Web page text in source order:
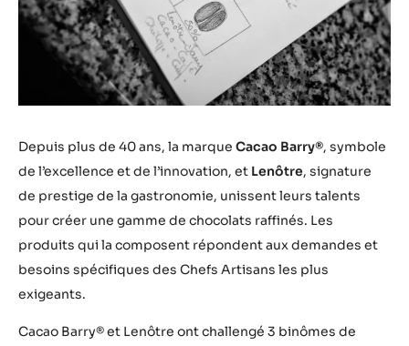
Depuis plus de 40 ans, la marque Cacao Barry®, symbole
de l’excellence et de l’innovation, et Lenôtre, signature
de prestige de la gastronomie, unissent leurs talents
pour créer une gamme de chocolats raffinés. Les
produits qui la composent répondent aux demandes et
besoins spécifiques des Chefs Artisans les plus
exigeants.
Cacao Barry® et Lenôtre ont challengé 3 binômes de